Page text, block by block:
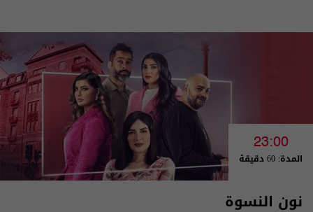
23:00
المدة: 60 دقيقة
نون النسوة